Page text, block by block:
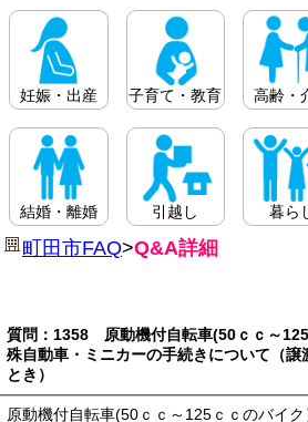
妊娠・出産 子育て・教育 高齢・
結婚・離婚 引越し 暮ら
町田市FAQ>Q&A詳細
質問：1358 原動機付自転車(50ｃｃ～
殊自動車・ミニカーの手続きについて（譲
とき）
原動機付自転車(50ｃｃ～125ｃｃのバイ